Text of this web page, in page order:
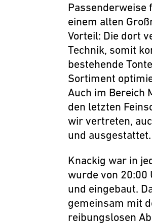
Passenderweise
einem alten
Vorteil: Die dort
Technik, somit
bestehende
Sortiment
Auch im Bereich
den letzten
wir vertreten,
und ausgestattet.
Knackig war in
wurde von 20:00
und eingebaut.
gemeinsam mit
reibungslosen